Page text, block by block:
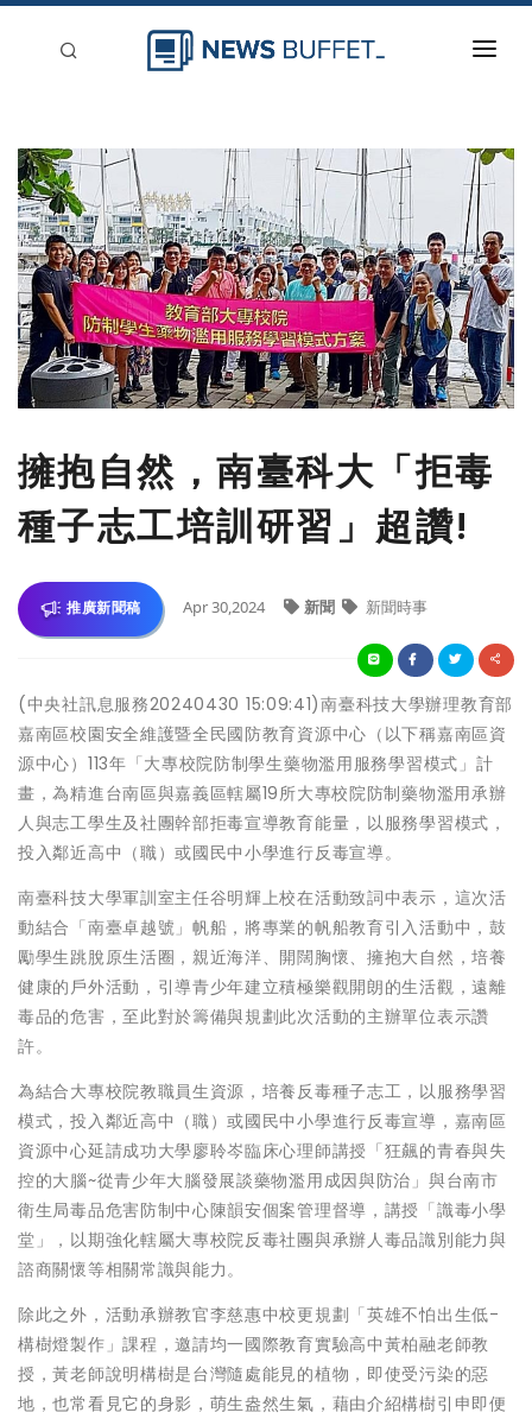
新聞稿分類
登入
刊登
擁抱自然，南臺科大「拒毒
種子志工培訓研習」超讚!
推廣新聞稿 Apr 30,2024 新聞 新聞時事
(中央社訊息服務20240430 15:09:41)南臺科技大學辦理教育部
嘉南區校園安全維護暨全民國防教育資源中心（以下稱嘉南區資
源中心）113年「大專校院防制學生藥物濫用服務學習模式」計
畫，為精進台南區與嘉義區轄屬19所大專校院防制藥物濫用承辦
人與志工學生及社團幹部拒毒宣導教育能量，以服務學習模式，
投入鄰近高中（職）或國民中小學進行反毒宣導。
南臺科技大學軍訓室主任谷明輝上校在活動致詞中表示，這次活
動結合「南臺卓越號」帆船，將專業的帆船教育引入活動中，鼓
勵學生跳脫原生活圈，親近海洋、開闊胸懷、擁抱大自然，培養
健康的戶外活動，引導青少年建立積極樂觀開朗的生活觀，遠離
毒品的危害，至此對於籌備與規劃此次活動的主辦單位表示讚
許。
為結合大專校院教職員生資源，培養反毒種子志工，以服務學習
模式，投入鄰近高中（職）或國民中小學進行反毒宣導，嘉南區
資源中心延請成功大學廖聆岑臨床心理師講授「狂飆的青春與失
控的大腦~從青少年大腦發展談藥物濫用成因與防治」與台南市
衛生局毒品危害防制中心陳韻安個案管理督導，講授「識毒小學
堂」，以期強化轄屬大專校院反毒社團與承辦人毒品識別能力與
諮商關懷等相關常識與能力。
除此之外，活動承辦教官李慈惠中校更規劃「英雄不怕出生低-
構樹燈製作」課程，邀請均一國際教育實驗高中黃柏融老師教
授，黃老師說明構樹是台灣隨處能見的植物，即使受污染的惡
地，也常看見它的身影，萌生盎然生氣，藉由介紹構樹引申即便